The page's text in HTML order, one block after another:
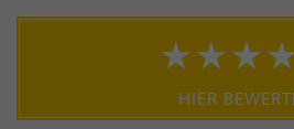
HIER